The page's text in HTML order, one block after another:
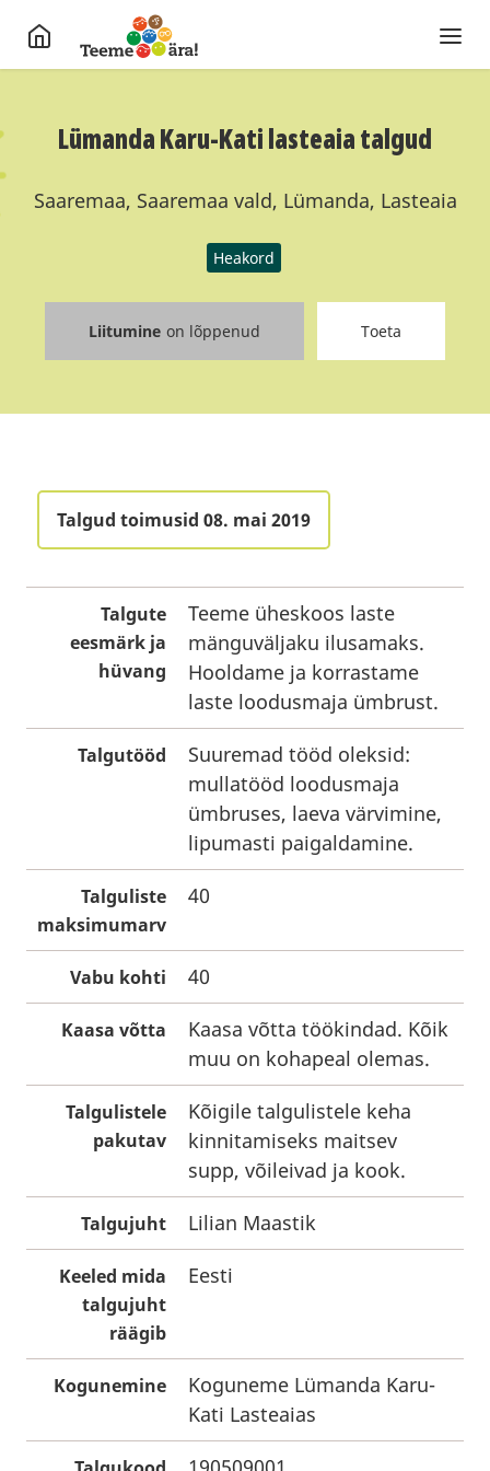
Lümanda Karu-Kati lasteaia talgud
Saaremaa, Saaremaa vald, Lümanda, Lasteaia
Heakord
Liitumine on lõppenud Toeta
Talgud toimusid 08. mai 2019
Talgute
eesmärk ja
hüvang
Teeme üheskoos laste
mänguväljaku ilusamaks.
Hooldame ja korrastame
laste loodusmaja ümbrust.
Talgutööd
Suuremad tööd oleksid:
mullatööd loodusmaja
ümbruses, laeva värvimine,
lipumasti paigaldamine.
Talguliste
maksimumarv
40
Vabu kohti 40
Kaasa võtta
Kaasa võtta töökindad. Kõik
muu on kohapeal olemas.
Talgulistele
pakutav
Kõigile talgulistele keha
kinnitamiseks maitsev
supp, võileivad ja kook.
Talgujuht Lilian Maastik
Keeled mida
talgujuht
räägib
Eesti
Kogunemine
Koguneme Lümanda Karu-
Kati Lasteaias